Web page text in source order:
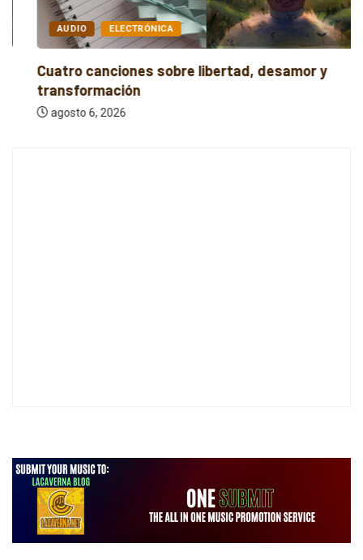
AUDIO ELECTRÓNICA
Cuatro canciones sobre libertad, desamor y
transformación
agosto 6, 2026